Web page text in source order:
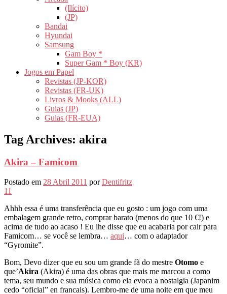
(Ilícito)
(JP)
Bandai
Hyundai
Samsung
Gam Boy *
Super Gam * Boy (KR)
Jogos em Papel
Revistas (JP-KOR)
Revistas (FR-UK)
Livros & Mooks (ALL)
Guias (JP)
Guias (FR-EUA)
Tag Archives: akira
Akira – Famicom
Postado em 28 Abril 2011 porDentifritz
11
Ahhh essa é uma transferência que eu gosto : um jogo com uma
embalagem grande retro, comprar barato (menos do que 10 €!) e
acima de tudo ao acaso ! Eu lhe disse que eu acabaria por cair para
Famicom… se você se lembra… aqui… com o adaptador
“Gyromite”.
Bom, Devo dizer que eu sou um grande fã do mestre Otomo e
que’Akira (Akira) é uma das obras que mais me marcou a como
tema, seu mundo e sua música como ela evoca a nostalgia (Japanim
cedo “oficial” en francais). Lembro-me de uma noite em que meu